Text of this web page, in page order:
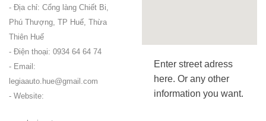
- Địa chỉ: Cổng làng Chiết Bi,
Phú Thượng, TP Huế, Thừa
Thiên Huế
- Điện thoại: 0934 64 64 74
- Email:
legiaauto.hue@gmail.com
- Website:
Enter street adress
here. Or any other
information you want.